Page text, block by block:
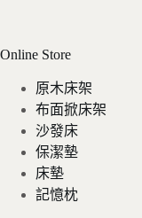
Online Store
原木床架
布面掀床架
沙發床
保潔墊
床墊
記憶枕